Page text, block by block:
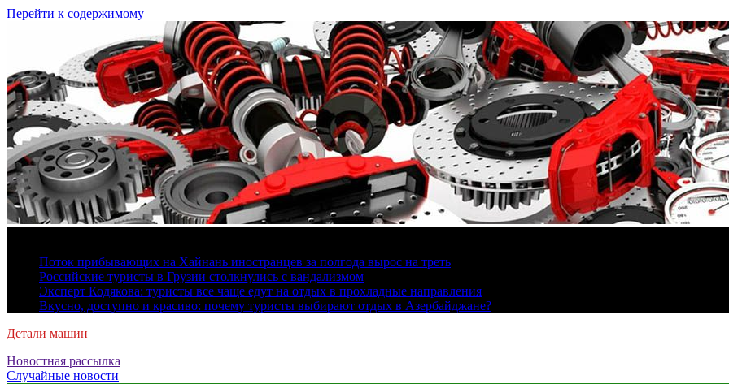
Перейти к содержимому
Поток прибывающих на Хайнань иностранцев за полгода вырос на треть
Российские туристы в Грузии столкнулись с вандализмом
Эксперт Кодякова: туристы все чаще едут на отдых в прохладные направления
Вкусно, доступно и красиво: почему туристы выбирают отдых в Азербайджане?
Детали машин
Новостная рассылка
Случайные новости